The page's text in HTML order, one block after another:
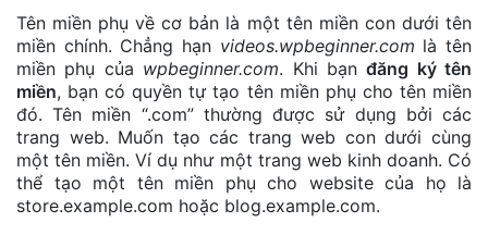
Tên miền phụ về cơ bản là một tên miền con dưới tên
miền chính. Chẳng hạn videos.wpbeginner.com là tên
miền phụ của wpbeginner.com. Khi bạnđăng ký tên
miền, bạn có quyền tự tạo tên miền phụ cho tên miền
đó. Tên miền “.com” thường được sử dụng bởi các
trang web. Muốn tạo các trang web con dưới cùng
một tên miền. Ví dụ như một trang web kinh doanh. Có
thể tạo một tên miền phụ cho website của họ là
store.example.com hoặc blog.example.com.